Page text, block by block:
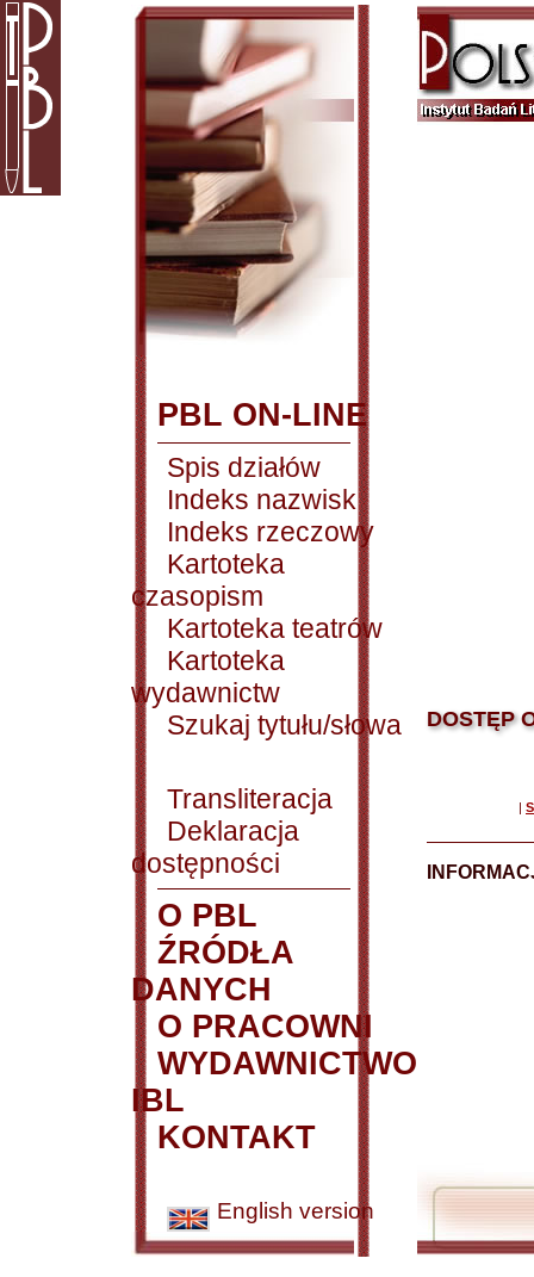
PBL ON-LINE
Spis działów
Indeks nazwisk
Indeks rzeczowy
Kartoteka
czasopism
Kartoteka teatrów
Kartoteka
wydawnictw
Szukaj tytułu/słowa
Transliteracja
Deklaracja
dostępności
O PBL
ŹRÓDŁA
DANYCH
O PRACOWNI
WYDAWNICTWO
IBL
KONTAKT
English version
DOSTĘP
|